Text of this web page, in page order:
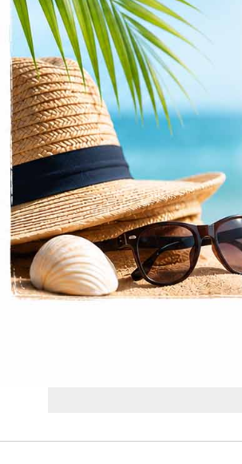
Επιπλέον πληροφορίες
Βάρος
0,5 kg
Brand
OEM